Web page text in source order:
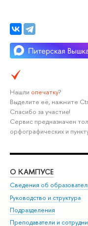
Нашли опечатку?
Выделите её, нажмите
Спасибо за участие!
Сервис предназначен
орфографических и
О КАМПУСЕ
Сведения об
Руководство и структура
Подразделения
Преподаватели и